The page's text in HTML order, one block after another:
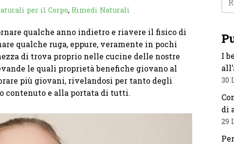
per il Corpo, Rimedi Naturali
qualche anno indietro e riavere il fisico di
qualche ruga, eppure, veramente in pochi
di trova proprio nelle cucine delle nostre
le quali proprietà benefiche giovano al
più giovani, rivelandosi per tanto degli
contenuto e alla portata di tutti.
I
30
di
29